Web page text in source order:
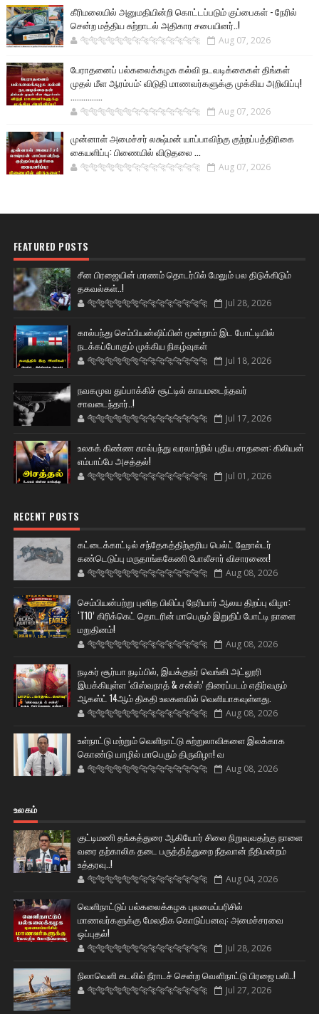
கீரிமலையில் அனுமதியின்றி கொட்டப்படும் குப்பைகள் - நேரில்
சென்ற மத்திய சுற்றாடல் அதிகார சபையினர்..!
🐅🐅🐅🐅🐅🐅🐆🐆🐆🐆🐆🐆🐆🐆 Aug 07, 2026
பேராதனைப் பல்கலைக்கழக கல்வி நடவடிக்கைகள் திங்கள்
முதல் மீள ஆரம்பம்: விடுதி மாணவர்களுக்கு முக்கிய அறிவிப்பு!
...............
🐅🐅🐅🐅🐅🐅🐆🐆🐆🐆🐆🐆🐆🐆 Aug 07, 2026
முன்னாள் அமைச்சர் லக்ஷ்மன் யாப்பாவிற்கு குற்றப்பத்திரிகை
கையளிப்பு: பிணையில் விடுதலை ...
🐅🐅🐅🐅🐅🐅🐆🐆🐆🐆🐆🐆🐆🐆 Aug 07, 2026
FEATURED POSTS
சீன பிரஜையின் மரணம் தொடர்பில் மேலும் பல திடுக்கிடும்
தகவல்கள்..!
🐅🐅🐅🐅🐅🐅🐆🐆🐆🐆🐆🐆🐆🐆 Jul 28, 2026
கால்பந்து செம்பியன்ஷிப்பின் மூன்றாம் இட போட்டியில்
நடக்கப்போகும் முக்கிய நிகழ்வுகள்
🐅🐅🐅🐅🐅🐅🐆🐆🐆🐆🐆🐆🐆🐆 Jul 18, 2026
நவகமுவ துப்பாக்கிச் சூட்டில் காயமடைந்தவர்
சாவடைந்தார்..!
🐅🐅🐅🐅🐅🐅🐆🐆🐆🐆🐆🐆🐆🐆 Jul 17, 2026
உலகக் கிண்ண கால்பந்து வரலாற்றில் புதிய சாதனை: கிலியன்
எம்பாப்பே அசத்தல்!
🐅🐅🐅🐅🐅🐅🐆🐆🐆🐆🐆🐆🐆🐆 Jul 01, 2026
RECENT POSTS
கட்டைக்காட்டில் சந்தேகத்திற்குரிய பெல்ட் ஹோல்டர்
கண்டெடுப்பு மருதாங்ககேணி போலீசார் விசாரணை!
🐅🐅🐅🐅🐅🐅🐆🐆🐆🐆🐆🐆🐆🐆 Aug 08, 2026
செம்பியன்பற்று புனித பிலிப்பு நேரியார் ஆலய திறப்பு விழா:
‘T10’ கிரிக்கெட் தொடரின் மாபெரும் இறுதிப் போட்டி நாளை
மறுதினம்!
🐅🐅🐅🐅🐅🐅🐆🐆🐆🐆🐆🐆🐆🐆 Aug 08, 2026
நடிகர் சூர்யா நடிப்பில், இயக்குநர் வெங்கி அட்லூரி
இயக்கியுள்ள ‘விஸ்வநாத் & சன்ஸ்’ திரைப்படம் எதிர்வரும்
ஆகஸ்ட் 14ஆம் திகதி உலகளவில் வெளியாகவுள்ளது.
🐅🐅🐅🐅🐅🐅🐆🐆🐆🐆🐆🐆🐆🐆 Aug 08, 2026
உள்நாட்டு மற்றும் வெளிநாட்டு சுற்றுலாவிகளை இலக்காக
கொண்டு யாழில் மாபெரும் திருவிழா! வ
🐅🐅🐅🐅🐅🐅🐆🐆🐆🐆🐆🐆🐆🐆 Aug 08, 2026
உலகம்
குட்டிமணி தங்கத்துரை ஆகியோர் சிலை நிறுவுவதற்கு நாளை
வரை தற்காலிக தடை பருத்தித்துறை நீதவான் நீதிமன்றம்
உத்தரவு..!
🐅🐅🐅🐅🐅🐅🐆🐆🐆🐆🐆🐆🐆🐆 Aug 04, 2026
வெளிநாட்டுப் பல்கலைக்கழக புலமைப்பரிசில்
மாணவர்களுக்கு மேலதிக கொடுப்பனவு: அமைச்சரவை
ஒப்புதல்!
🐅🐅🐅🐅🐅🐅🐆🐆🐆🐆🐆🐆🐆🐆 Jul 28, 2026
நிலாவெளி கடலில் நீராடச் சென்ற வௌிநாட்டு பிரஜை பலி..!
🐅🐅🐅🐅🐅🐅🐆🐆🐆🐆🐆🐆🐆🐆 Jul 27, 2026